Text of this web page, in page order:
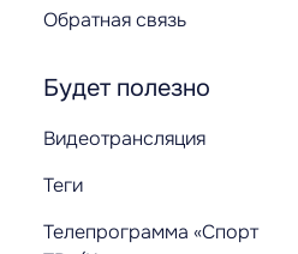
Обратная связь
Будет полезно
Видеотрансляция
Теги
Телепрограмма «Спорт